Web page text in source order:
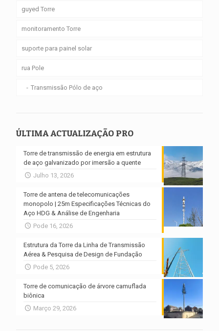
guyed Torre
monitoramento Torre
suporte para painel solar
rua Pole
Transmissão Pólo de aço
ÚLTIMA ACTUALIZAÇÃO PRO
Torre de transmissão de energia em estrutura
de aço galvanizado por imersão a quente
Julho 13, 2026
Torre de antena de telecomunicações
monopolo | 25m Especificações Técnicas do
Aço HDG & Análise de Engenharia
Pode 16, 2026
Estrutura da Torre da Linha de Transmissão
Aérea & Pesquisa de Design de Fundação
Pode 5, 2026
Torre de comunicação de árvore camuflada
biônica
Março 29, 2026